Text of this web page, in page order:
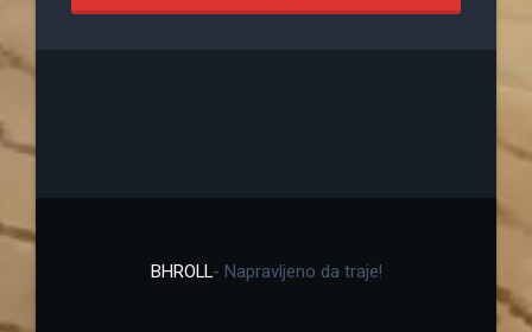
BHROLL- Napravljeno da traje!